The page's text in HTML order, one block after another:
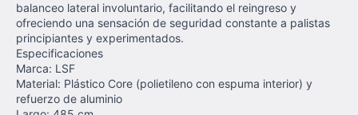
balanceo lateral involuntario, facilitando el reingreso y
ofreciendo una sensación de seguridad constante a palistas
principiantes y experimentados.
Especificaciones
Marca: LSF
Material: Plástico Core (polietileno con espuma interior) y
refuerzo de aluminio